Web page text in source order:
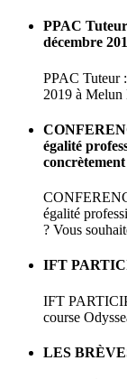
PPAC
décembre
PPAC Tuteur
2019 à Melun
égalité
concrètement
égalité
? Vous
IFT
IFT
course
LES